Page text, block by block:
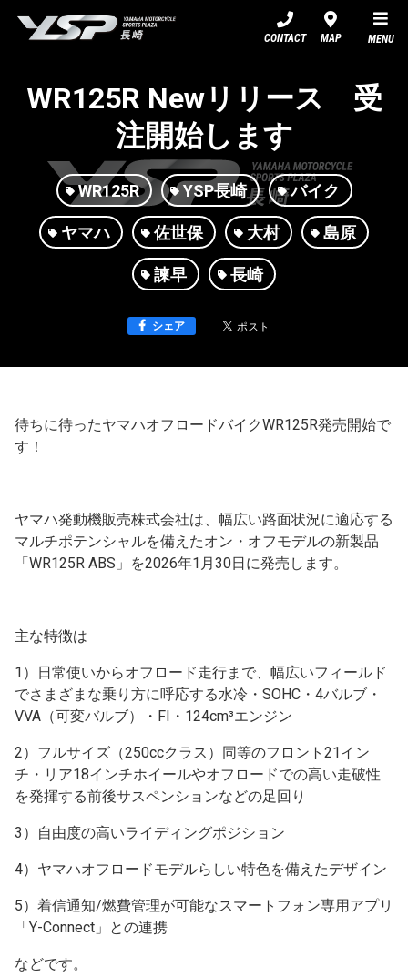
CONTACT MAP MENU
WR125R Newリリース 受
注開始します
WR125R YSP長崎 バイク
ヤマハ 佐世保 大村 島原
諫早 長崎
シェア
待ちに待ったヤマハオフロードバイクWR125R発売開始で
す！
ヤマハ発動機販売株式会社は、幅広い路面状況に適応する
マルチポテンシャルを備えたオン・オフモデルの新製品
「WR125R ABS」を2026年1月30日に発売します。
主な特徴は
1）日常使いからオフロード走行まで、幅広いフィールド
でさまざまな乗り方に呼応する水冷・SOHC・4バルブ・
VVA（可変バルブ）・FI・124cm³エンジン
2）フルサイズ（250ccクラス）同等のフロント21イン
チ・リア18インチホイールやオフロードでの高い走破性
を発揮する前後サスペンションなどの足回り
3）自由度の高いライディングポジション
4）ヤマハオフロードモデルらしい特色を備えたデザイン
5）着信通知/燃費管理が可能なスマートフォン専用アプリ
「Y-Connect」との連携
などです。